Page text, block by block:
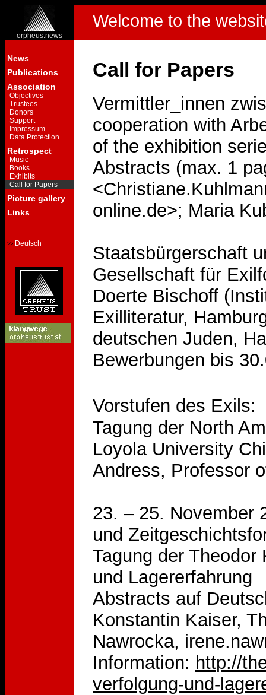
orpheus.news
Welcome to the
News
Publications
Association
Objectives
Trustees
Donors
Support
Impressum
Data Protection
Retrospect
Music
Books
Exhibits
Call for Papers
Picture gallery
Links
Deutsch
Call for Papers
Vermittler_innen
cooperation with
of the exhibition
Abstracts (max. 1
online.de>; Maria
Staatsbürgerschaft
Gesellschaft für
Doerte Bischoff
Exilliteratur,
deutschen Juden,
Bewerbungen bis
Vorstufen des
Tagung der North
Loyola University
Andress, Professor
23. – 25. November
und
Tagung der
und Lagererfahrung
Abstracts auf
Konstantin Kaiser,
Nawrocka,
Information: http://
verfolgung-und-